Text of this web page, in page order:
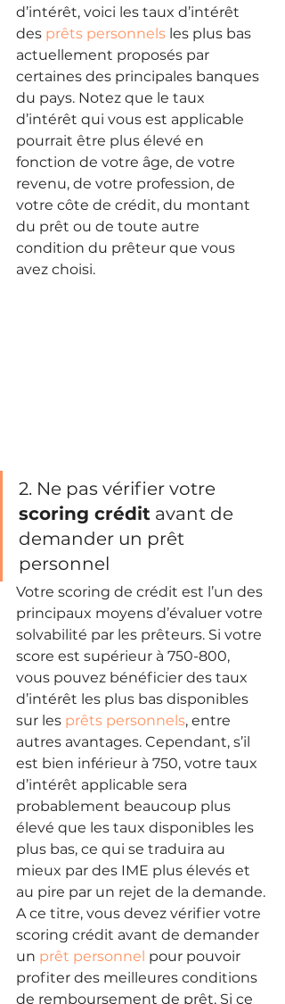
d’intérêt, voici les taux d’intérêt
des prêts personnels les plus bas
actuellement proposés par
certaines des principales banques
du pays. Notez que le taux
d’intérêt qui vous est applicable
pourrait être plus élevé en
fonction de votre âge, de votre
revenu, de votre profession, de
votre côte de crédit, du montant
du prêt ou de toute autre
condition du prêteur que vous
avez choisi.
2. Ne pas vérifier votre
scoring crédit avant de
demander un prêt
personnel
Votre scoring de crédit est l’un des
principaux moyens d’évaluer votre
solvabilité par les prêteurs. Si votre
score est supérieur à 750-800,
vous pouvez bénéficier des taux
d’intérêt les plus bas disponibles
sur les prêts personnels, entre
autres avantages. Cependant, s’il
est bien inférieur à 750, votre taux
d’intérêt applicable sera
probablement beaucoup plus
élevé que les taux disponibles les
plus bas, ce qui se traduira au
mieux par des IME plus élevés et
au pire par un rejet de la demande.
A ce titre, vous devez vérifier votre
scoring crédit avant de demander
un prêt personnel pour pouvoir
profiter des meilleures conditions
de remboursement de prêt. Si ce